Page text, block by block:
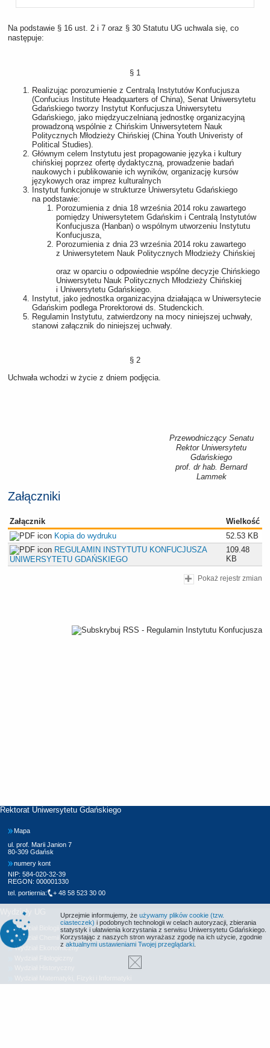
Na podstawie § 16 ust. 2 i 7 oraz § 30 Statutu UG uchwala się, co
następuje:
§ 1
Realizując porozumienie z Centralą Instytutów Konfucjusza
(Confucius Institute Headquarters of China), Senat Uniwersytetu
Gdańskiego tworzy Instytut Konfucjusza Uniwersytetu
Gdańskiego, jako międzyuczelnianą jednostkę organizacyjną
prowadzoną wspólnie z Chińskim Uniwersytetem Nauk
Politycznych Młodzieży Chińskiej (China Youth Univeristy of
Political Studies).
Głównym celem Instytutu jest propagowanie języka i kultury
chińskiej poprzez ofertę dydaktyczną, prowadzenie badań
naukowych i publikowanie ich wyników, organizację kursów
językowych oraz imprez kulturalnych
Instytut funkcjonuje w strukturze Uniwersytetu Gdańskiego
na podstawie:
Porozumienia z dnia 18 września 2014 roku zawartego
pomiędzy Uniwersytetem Gdańskim i Centralą Instytutów
Konfucjusza (Hanban) o wspólnym utworzeniu Instytutu
Konfucjusza,
Porozumienia z dnia 23 września 2014 roku zawartego
z Uniwersytetem Nauk Politycznych Młodzieży Chińskiej
oraz w oparciu o odpowiednie wspólne decyzje Chińskiego
Uniwersytetu Nauk Politycznych Młodzieży Chińskiej
i Uniwersytetu Gdańskiego.
Instytut, jako jednostka organizacyjna działająca w Uniwersytecie
Gdańskim podlega Prorektorowi ds. Studenckich.
Regulamin Instytutu, zatwierdzony na mocy niniejszej uchwały,
stanowi załącznik do niniejszej uchwały.
§ 2
Uchwała wchodzi w życie z dniem podjęcia.
Przewodniczący Senatu
Rektor Uniwersytetu
Gdańskiego
prof. dr hab. Bernard
Lammek
Załączniki
Załącznik
Wielkość
Kopia do wydruku
52.53 KB
REGULAMIN INSTYTUTU KONFUCJUSZA
UNIWERSYTETU GDAŃSKIEGO
109.48
KB
Pokaż rejestr zmian
Rektorat Uniwersytetu Gdańskiego
Mapa
ul. prof. Marii Janion 7
80-309 Gdańsk
numery kont
NIP: 584-020-32-39
REGON: 000001330
tel. portiernia:
+ 48 58 523 30 00
Wydziały UG
Wydział Biologii
Wydział Chemii
Wydział Ekonomiczny
Uprzejmie informujemy, że używamy plików cookie (tzw.
ciasteczek) i podobnych technologii w celach autoryzacji, zbierania
statystyk i ułatwienia korzystania z serwisu Uniwersytetu Gdańskiego.
Korzystając z naszych stron wyrażasz zgodę na ich użycie, zgodnie
z aktualnymi ustawieniami Twojej przeglądarki